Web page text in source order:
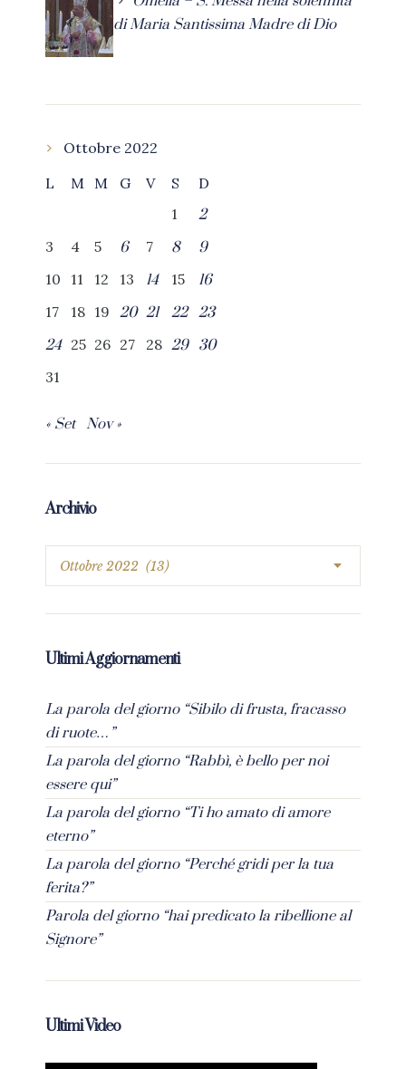
di Maria Santissima Madre di Dio
Ottobre 2022
L
M M G V S
D
1
2
3
4 5 6 7 8
9
10
11 12 13 14 15
16
17
18 19 20 21 22 23
24 25 26 27 28 29 30
31
« Set Nov »
Archivio
Ultimi Aggiornamenti
La parola del giorno “Sibilo di frusta, fracasso
di ruote…”
La parola del giorno “Rabbì, è bello per noi
essere qui”
La parola del giorno “Ti ho amato di amore
eterno”
La parola del giorno “Perché gridi per la tua
ferita?”
Parola del giorno “hai predicato la ribellione al
Signore”
Ultimi Video